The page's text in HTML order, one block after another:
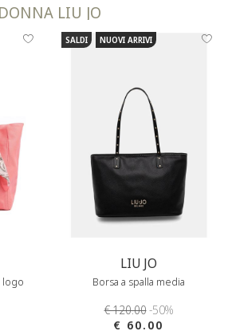
DONNA LIU JO
logo
SALDI NUOVI ARRIVI
LIU JO
Borsa a spalla media
€ 120.00-50%
€ 60.00